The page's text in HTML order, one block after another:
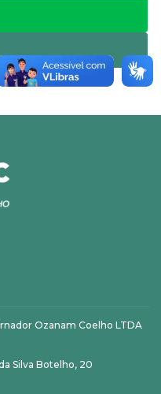
Ozanam Coelho LTDA
Silva Botelho, 20